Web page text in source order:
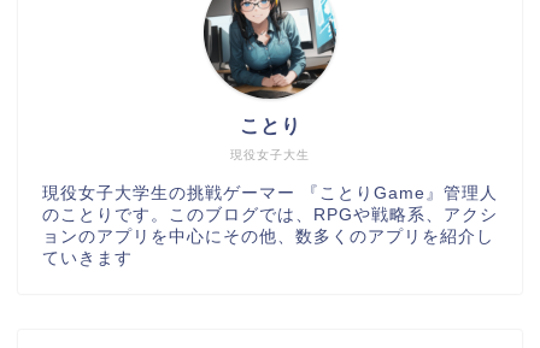
現役女子大生
ことり
現役女子大学生の挑戦ゲーマー 『ことりGame』管理人
のことりです。このブログでは、RPGや戦略系、アクシ
ョンのアプリを中心にその他、数多くのアプリを紹介し
ていきます